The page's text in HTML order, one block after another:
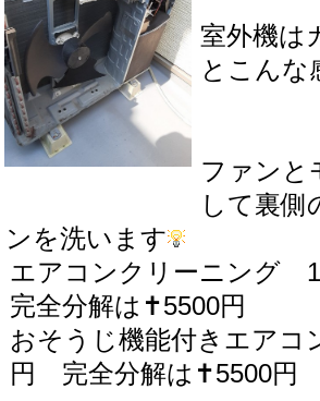
室外機は
とこんな
ファンと
して裏側
ンを洗います
エアコンクリーニン
完全分解は✝5500円
おそうじ機能付きエア
円 完全分解は✝5500円